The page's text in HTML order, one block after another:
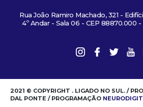
Rua João Ramiro Machado, 321 -
4º Andar - Sala 06 - CEP 88870.000
2021 © COPYRIGHT . LIGADO NO SUL. /
DAL PONTE / PROGRAMAÇÃO